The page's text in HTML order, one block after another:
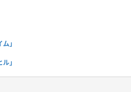
」
」